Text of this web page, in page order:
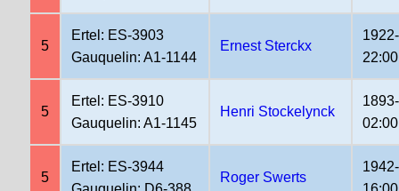
5
Ertel: ES-3903
Gauquelin: A1-1144
Ernest Sterckx
22:00
5
Ertel: ES-3910
Gauquelin: A1-1145
Henri Stockelynck
02:00
5
Ertel: ES-3944
Roger Swerts